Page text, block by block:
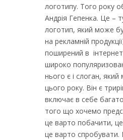
логотипу. Того року
Андрія Гепенка. Це –
логотип, який може
на рекламній
поширений в
широко
нього є і слоган,
цього року. Він є
включає в себе
того що хочемо
це варто побачити,
це варто